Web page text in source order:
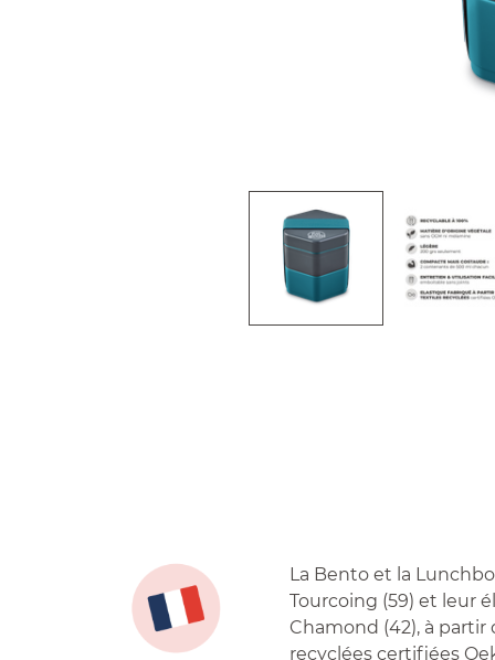
La Bento et la
Tourcoing (59) et leur
Chamond (42), à
recyclées certifiées